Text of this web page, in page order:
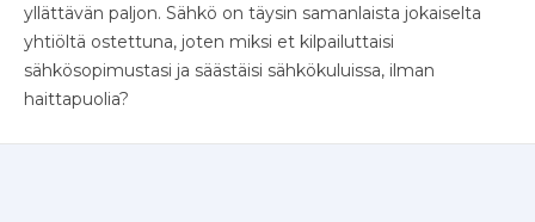
yllättävän paljon. Sähkö on täysin samanlaista jokaiselta
yhtiöltä ostettuna, joten miksi et kilpailuttaisi
sähkösopimustasi ja säästäisi sähkökuluissa, ilman
haittapuolia?